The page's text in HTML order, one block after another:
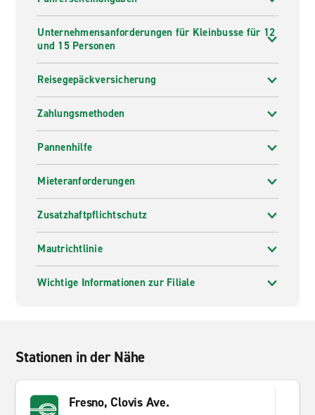
Unternehmensanforderungen für Kleinbusse für 12
und 15 Personen
Reisegepäckversicherung
Zahlungsmethoden
Pannenhilfe
Mieteranforderungen
Zusatzhaftpflichtschutz
Mautrichtlinie
Wichtige Informationen zur Filiale
Stationen in der Nähe
Fresno, Clovis Ave.